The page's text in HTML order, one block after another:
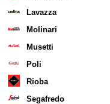
Lavazza
Molinari
Musetti
Poli
Rioba
Segafredo